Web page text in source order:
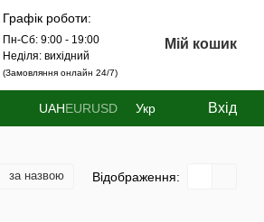
Графік роботи:
Пн-Сб: 9:00 - 19:00
Неділя: вихідний
(Замовляння онлайн 24/7)
Мій кошик
UAHEURUSD Укр Вхід
за назвою Відображення: